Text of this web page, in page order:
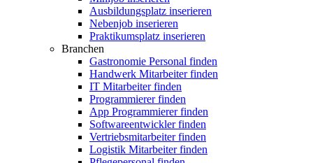
Ausbildungsplatz inserieren
Nebenjob inserieren
Praktikumsplatz inserieren
Branchen
Gastronomie Personal finden
Handwerk Mitarbeiter finden
IT Mitarbeiter finden
Programmierer finden
App Programmierer finden
Softwareentwickler finden
Vertriebsmitarbeiter finden
Logistik Mitarbeiter finden